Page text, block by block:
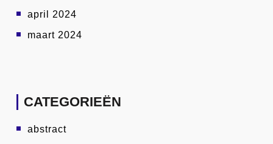
april 2024
maart 2024
CATEGORIEËN
abstract